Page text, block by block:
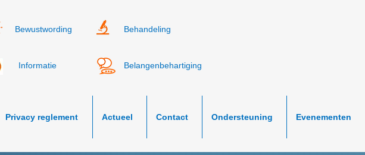
Bewustwording Behandeling
Informatie Belangenbehartiging
Privacy reglement Actueel Contact Ondersteuning Evenementen